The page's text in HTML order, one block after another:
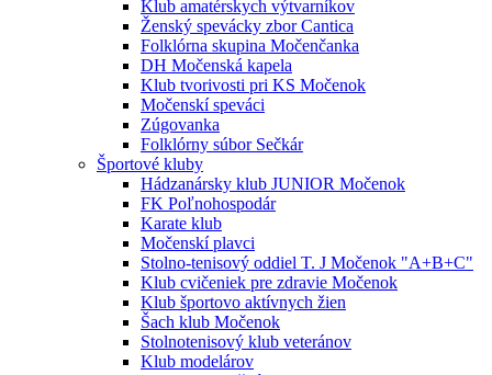
Klub amatérskych výtvarníkov
Ženský spevácky zbor Cantica
Folklórna skupina Močenčanka
DH Močenská kapela
Klub tvorivosti pri KS Močenok
Močenskí speváci
Zúgovanka
Folklórny súbor Sečkár
Športové kluby
Hádzanársky klub JUNIOR Močenok
FK Poľnohospodár
Karate klub
Močenskí plavci
Stolno-tenisový oddiel T. J Močenok "A+B+C"
Klub cvičeniek pre zdravie Močenok
Klub športovo aktívnych žien
Šach klub Močenok
Stolnotenisový klub veteránov
Klub modelárov